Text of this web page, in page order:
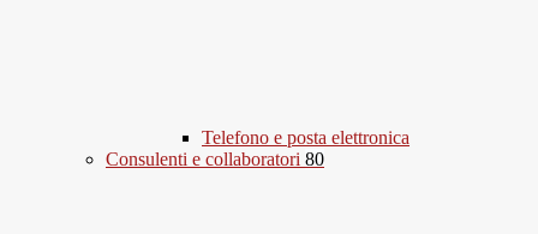
Telefono e posta elettronica
Consulenti e collaboratori 80